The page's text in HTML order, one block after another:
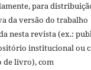
para
da versão do trabalho
nesta revista (ex.:
institucional ou
de livro), com